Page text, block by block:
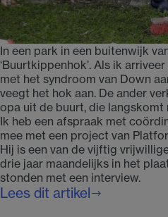
In een park in een buitenwijk
‘Buurtkippenhok’. Als ik
met het syndroom van Down
veegt het hok aan. De ander
opa uit de buurt, die langskomt
Ik heb een afspraak met
mee met een project van
Hij is een van de vijftig
drie jaar maandelijks in het
stonden met een interview.
Lees dit artikel
Luister